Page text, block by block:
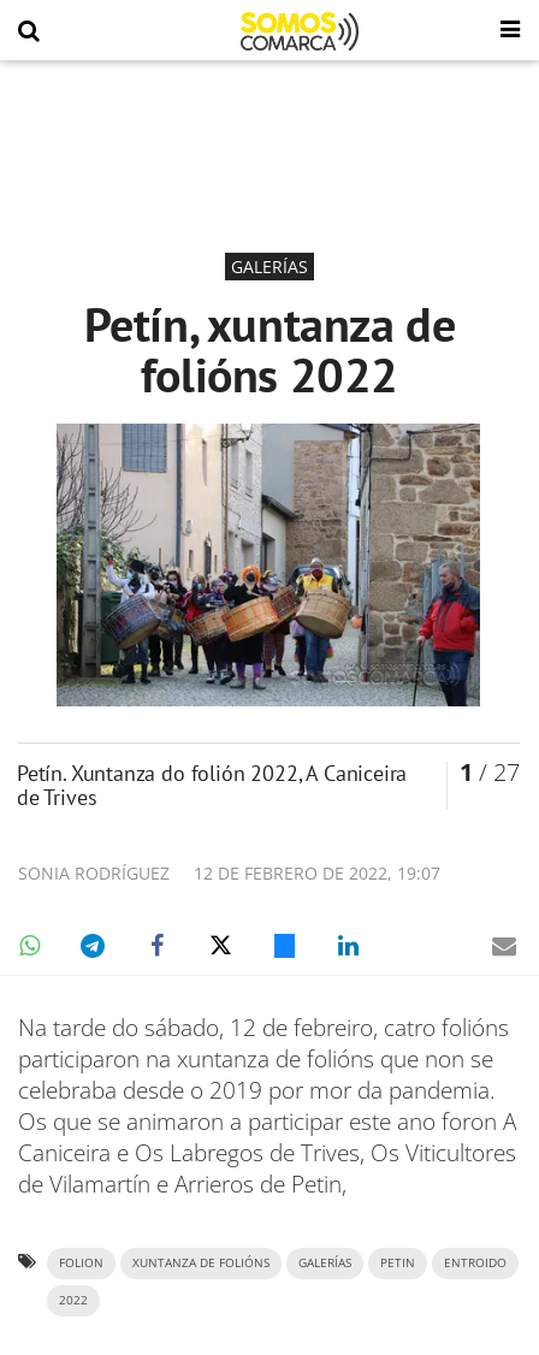
GALERÍAS
Petín, xuntanza de
folións 2022
Petín. Xuntanza do folión 2022, A Caniceira
de Trives
1 / 27
12 DE FEBRERO DE 2022, 19:07
SONIA RODRÍGUEZ
Na tarde do sábado, 12 de febreiro, catro folións
participaron na xuntanza de folións que non se
celebraba desde o 2019 por mor da pandemia.
Os que se animaron a participar este ano foron A
Caniceira e Os Labregos de Trives, Os Viticultores
de Vilamartín e Arrieros de Petin,
FOLION XUNTANZA DE FOLIÓNS GALERÍAS PETIN ENTROIDO
2022